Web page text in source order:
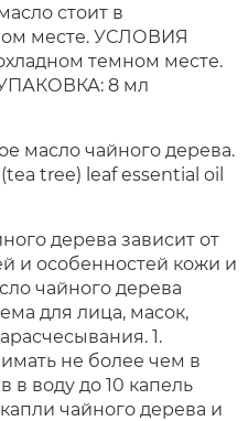
стоит в
месте. УСЛОВИЯ
темном месте.
8 мл
масло чайного дерева.
tree) leaf essential oil
дерева зависит от
и особенностей кожи и
чайного дерева
для лица, масок,
1.
не более чем в
в воду до 10 капель
чайного дерева и